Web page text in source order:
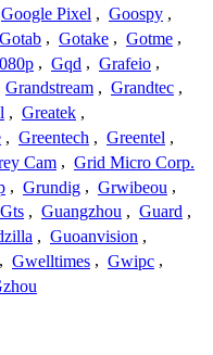
Google Pixel , Goospy ,
Gotab , Gotake , Gotme ,
, Gqd , Grafeio ,
Grandstream , Grandtec ,
, Greatek ,
, Greentech , Greentel ,
Cam , Grid Micro Corp.
, Grundig , Grwibeou ,
Gts , Guangzhou , Guard ,
, Guoanvision ,
, Gwelltimes , Gwipc ,